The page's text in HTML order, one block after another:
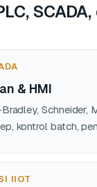
& HMI
Schneider,
kontrol batch,
IIOT